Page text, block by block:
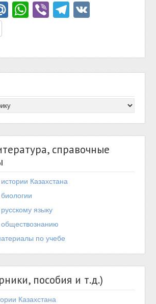
Mail.Ru
WhatsApp
ViberTelegram
справочные
Казахстана
языку
по учебе
пособия и т.д.)
Казахстана